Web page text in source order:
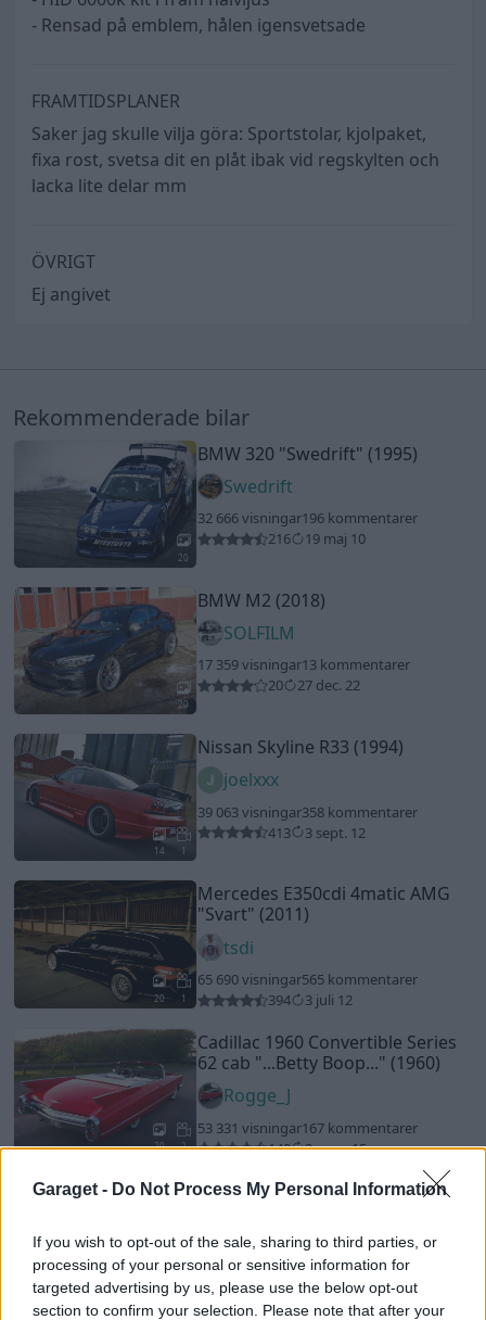
Garaget - Do Not Process My Personal Information
If you wish to opt-out of the sale, sharing to third parties, or
processing of your personal or sensitive information for
targeted advertising by us, please use the below opt-out
section to confirm your selection. Please note that after your
- Rensad på emblem, hålen igensvetsade
FRAMTIDSPLANER
Saker jag skulle vilja göra: Sportstolar, kjolpaket,
fixa rost, svetsa dit en plåt ibak vid regskylten och
lacka lite delar mm
ÖVRIGT
Ej angivet
Rekommenderade bilar
20
BMW 320 "Swedrift" (1995)
Swedrift
32 666 visningar196 kommentarer
216
19 maj 10
20
BMW M2 (2018)
SOLFILM
17 359 visningar13 kommentarer
20
27 dec. 22
14 1
Nissan Skyline R33 (1994)
joelxxx
39 063 visningar358 kommentarer
413
3 sept. 12
20 1
Mercedes E350cdi 4matic AMG
"Svart" (2011)
tsdi
65 690 visningar565 kommentarer
394
3 juli 12
20 2
Cadillac 1960 Convertible Series
62 cab "...Betty Boop..." (1960)
Rogge_J
53 331 visningar167 kommentarer
140
2 mars 15
13
Ford Sierra Cosworth 4x4 (1992)
13 255 visningar
48 kommentarer
63
18 juli 16